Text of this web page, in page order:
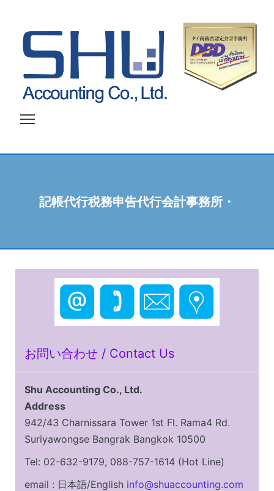
t
記帳代行税務申告代行会計事務所・
お問い合わせ / Contact Us
Shu Accounting Co., Ltd.
Address
942/43 Charnissara Tower 1st Fl. Rama4 Rd.
Suriyawongse Bangrak Bangkok 10500
Tel: 02-632-9179, 088-757-1614 (Hot Line)
email : 日本語/English info@shuaccounting.com